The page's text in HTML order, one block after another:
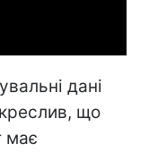
дані
що
має